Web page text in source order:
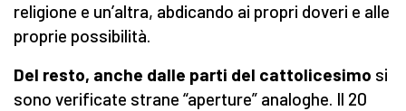
religione e un’altra, abdicando ai propri doveri e alle
proprie possibilità.
Del resto, anche dalle parti del cattolicesimo si
sono verificate strane “aperture” analoghe. Il 20